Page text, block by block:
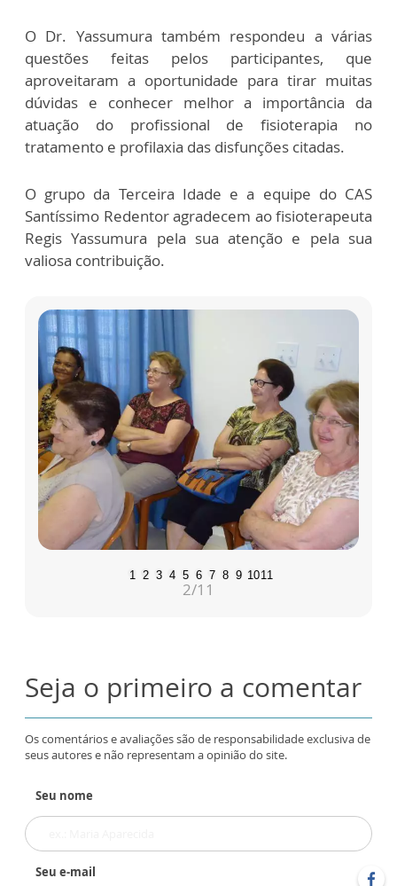
O Dr. Yassumura também respondeu a várias
questões feitas pelos participantes, que
aproveitaram a oportunidade para tirar muitas
dúvidas e conhecer melhor a importância da
atuação do profissional de fisioterapia no
tratamento e profilaxia das disfunções citadas.
O grupo da Terceira Idade e a equipe do CAS
Santíssimo Redentor agradecem ao fisioterapeuta
Regis Yassumura pela sua atenção e pela sua
valiosa contribuição.
1 2 3 4 5 6 7 8 9 1011
2/11
Seja o primeiro a comentar
Os comentários e avaliações são de responsabilidade exclusiva de
seus autores e não representam a opinião do site.
Seu nome
Seu e-mail